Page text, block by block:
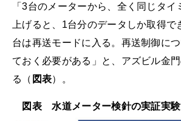
「3台のメーターから、全く同じタ
上げると、1台分のデータしか取得で
台は再送モードに入る。再送制御に
ておく必要がある」と、アズビル金
る（ 図表）。
図表 水道メーター検針の実証実